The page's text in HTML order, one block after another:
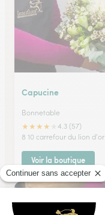
Capucine
Bonnetable
★★★★
4.3 (57)
8 10 carrefour du lion d'or
Voir la boutique